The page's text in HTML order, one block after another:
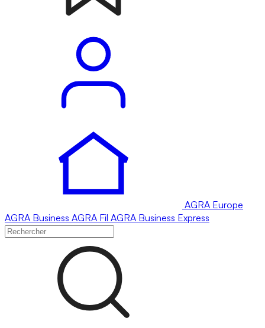
AGRA Europe
AGRA Business AGRA Fil AGRA Business Express